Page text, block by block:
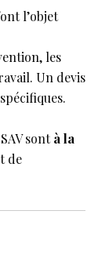
l’objet
les
Un devis
sontà la
de